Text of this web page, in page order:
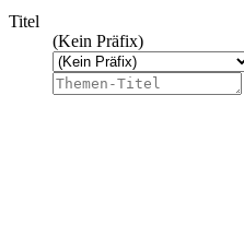
Titel
(Kein Präfix)